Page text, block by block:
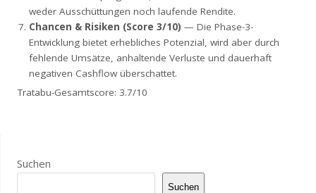
weder Ausschüttungen noch laufende Rendite.
Chancen & Risiken (Score 3/10) — Die Phase-3-
Entwicklung bietet erhebliches Potenzial, wird aber durch
fehlende Umsätze, anhaltende Verluste und dauerhaft
negativen Cashflow überschattet.
Tratabu-Gesamtscore: 3.7/10
Suchen
Suchen